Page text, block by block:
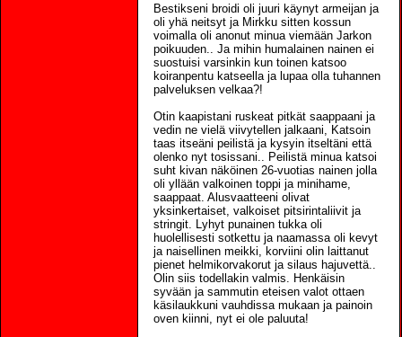
Bestikseni broidi oli juuri käynyt armeijan ja
oli yhä neitsyt ja Mirkku sitten kossun
voimalla oli anonut minua viemään Jarkon
poikuuden.. Ja mihin humalainen nainen ei
suostuisi varsinkin kun toinen katsoo
koiranpentu katseella ja lupaa olla tuhannen
palveluksen velkaa?!
Otin kaapistani ruskeat pitkät saappaani ja
vedin ne vielä viivytellen jalkaani, Katsoin
taas itseäni peilistä ja kysyin itseltäni että
olenko nyt tosissani.. Peilistä minua katsoi
suht kivan näköinen 26-vuotias nainen jolla
oli yllään valkoinen toppi ja minihame,
saappaat. Alusvaatteeni olivat
yksinkertaiset, valkoiset pitsirintaliivit ja
stringit. Lyhyt punainen tukka oli
huolellisesti sotkettu ja naamassa oli kevyt
ja naisellinen meikki, korviini olin laittanut
pienet helmikorvakorut ja silaus hajuvettä..
Olin siis todellakin valmis. Henkäisin
syvään ja sammutin eteisen valot ottaen
käsilaukkuni vauhdissa mukaan ja painoin
oven kiinni, nyt ei ole paluuta!